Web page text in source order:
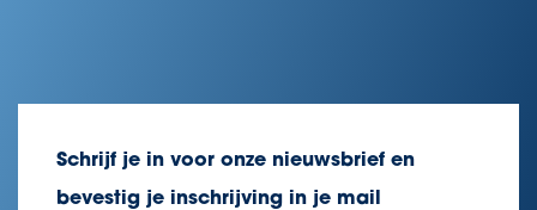
Schrijf je in voor onze nieuwsbrief en
bevestig je inschrijving in je mail